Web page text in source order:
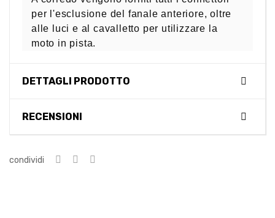
per l'esclusione del fanale anteriore, oltre
alle luci e al cavalletto per utilizzare la
moto in pista.
DETTAGLI PRODOTTO
RECENSIONI
condividi